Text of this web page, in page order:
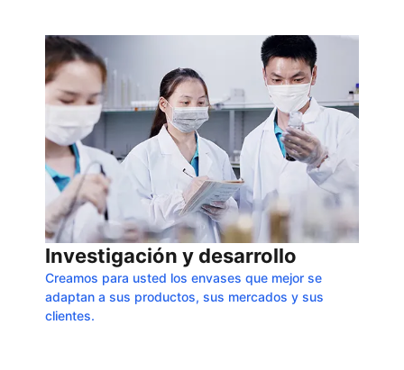
Investigación y desarrollo
Creamos para usted los envases que mejor se
adaptan a sus productos, sus mercados y sus
clientes.